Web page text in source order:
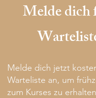
Melde dich
Melde dich jetzt
Warteliste an, um
zum Kurses zu